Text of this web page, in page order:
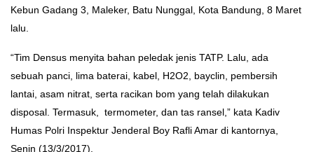
Kebun Gadang 3, Maleker, Batu Nunggal, Kota Bandung, 8 Maret
lalu.
“Tim Densus menyita bahan peledak jenis TATP. Lalu, ada
sebuah panci, lima baterai, kabel, H2O2, bayclin, pembersih
lantai, asam nitrat, serta racikan bom yang telah dilakukan
disposal. Termasuk, termometer, dan tas ransel,” kata Kadiv
Humas Polri Inspektur Jenderal Boy Rafli Amar di kantornya,
Senin (13/3/2017).